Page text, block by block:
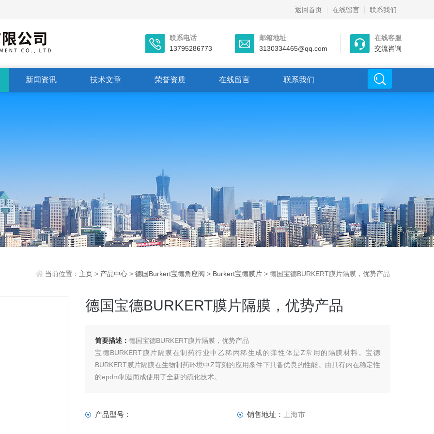
返回首页 在线留言 联系我们
联系电话
13795286773
邮箱地址
3130334465@qq.com
在线客服
交流咨询
新闻资讯 技术文章 荣誉资质 在线留言 联系我们
当前位置： 主页 > 产品中心> 德国Burkert宝德角座阀 > Burkert宝德膜片> 德国宝德BURKERT膜片隔膜，优势产品
德国宝德BURKERT膜片隔膜，优势产品
简要描述：德国宝德BURKERT膜片隔膜，优势产品
宝德BURKERT膜片隔膜在制药行业中乙稀丙稀生成的弹性体是Z常用的隔膜材料。宝德
BURKERT膜片隔膜在生物制药环境中Z苛刻的应用条件下具备优良的性能。由具有内在稳定性
的epdm制造而成使用了全新的硫化技术。
产品型号： 销售地址： 上海市